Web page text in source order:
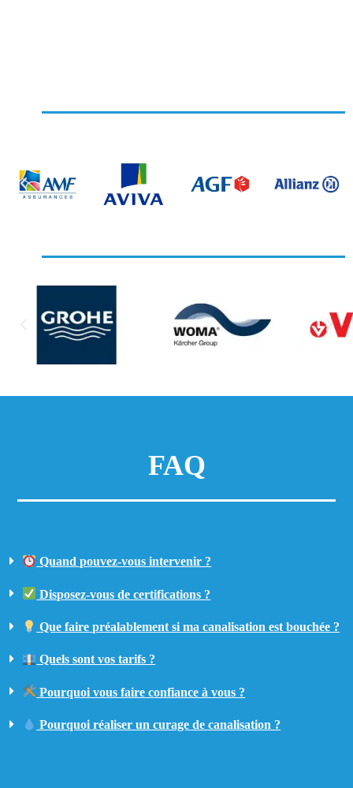
FAQ
Quand pouvez-vous intervenir ?
Disposez-vous de certifications ?
Que faire préalablement si ma canalisation est bouchée ?
Quels sont vos tarifs ?
Pourquoi vous faire confiance à vous ?
Pourquoi réaliser un curage de canalisation ?